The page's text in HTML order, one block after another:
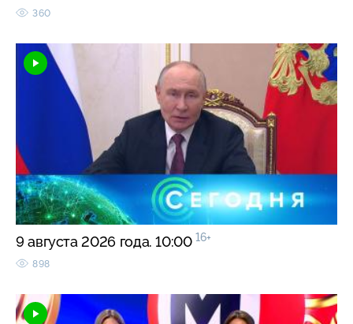
360
9 августа 2026 года. 10:00 16+
898